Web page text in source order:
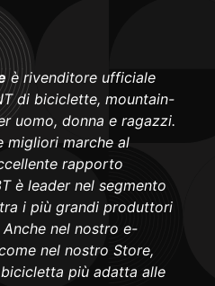
è rivenditore ufficiale
di biciclette, mountain-
uomo, donna e ragazzi.
migliori marche al
rapporto
è leader nel segmento
i più grandi produttori
nel nostro e-
nel nostro Store,
più adatta alle